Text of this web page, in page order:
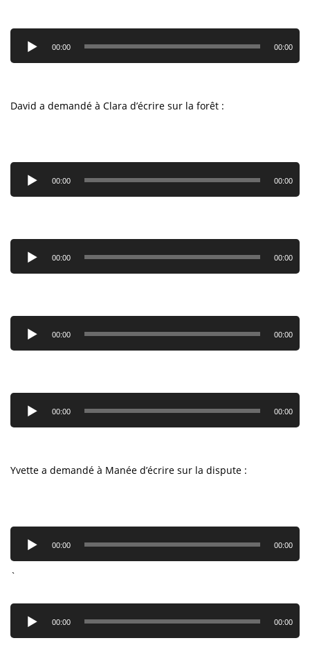
Lecteur
audio
00:00 00:00
David a demandé à Clara d’écrire sur la forêt :
Lecteur
audio
00:00 00:00
Lecteur
audio
00:00 00:00
Lecteur
audio
00:00 00:00
Lecteur
audio
00:00 00:00
Yvette a demandé à Manée d’écrire sur la dispute :
Lecteur
audio
00:00 00:00
`
Lecteur
audio
00:00 00:00